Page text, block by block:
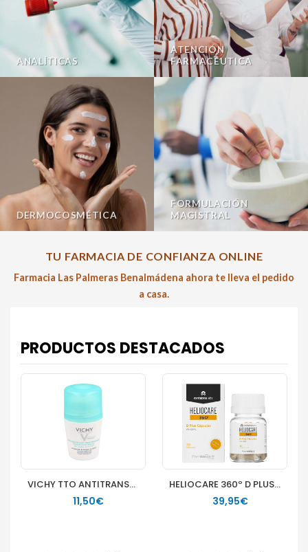
ANALÍTICAS
ATENCIÓN
FARMACÉUTICA
DERMOCOSMÉTICA
FORMULACIÓN
MAGISTRAL
TU FARMACIA DE CONFIANZA ONLINE
Farmacia Las Palmeras Benalmádena ahora te lleva el pedido
a casa.